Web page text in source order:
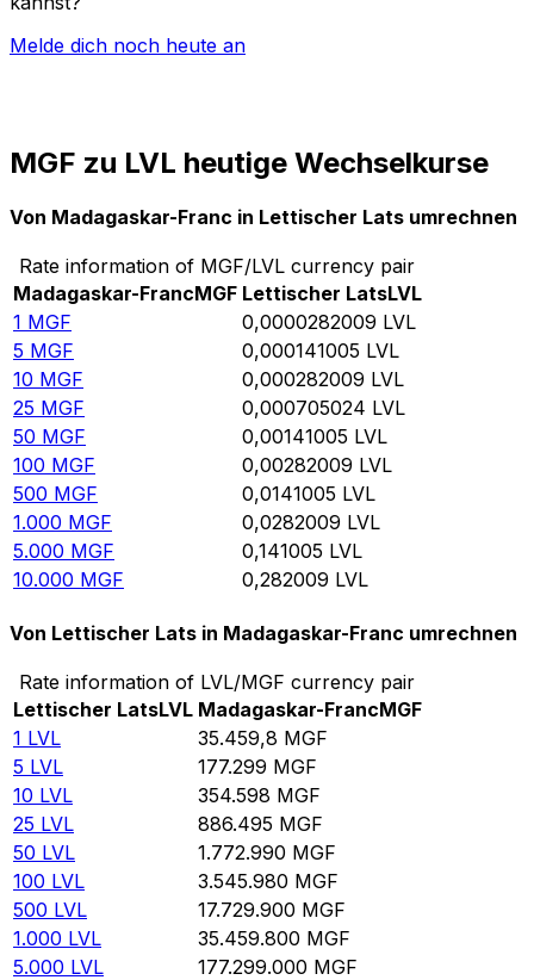
Melde dich noch heute an
MGF zu LVL heutige Wechselkurse
Von Madagaskar-Franc in Lettischer Lats umrechnen
Rate information of MGF/LVL currency pair
Madagaskar-FrancMGF Lettischer LatsLVL
1 MGF 0,0000282009 LVL
5 MGF 0,000141005 LVL
10 MGF 0,000282009 LVL
25 MGF 0,000705024 LVL
50 MGF 0,00141005 LVL
100 MGF 0,00282009 LVL
500 MGF 0,0141005 LVL
1.000 MGF 0,0282009 LVL
5.000 MGF 0,141005 LVL
10.000 MGF 0,282009 LVL
Von Lettischer Lats in Madagaskar-Franc umrechnen
Rate information of LVL/MGF currency pair
Lettischer LatsLVL Madagaskar-FrancMGF
1 LVL 35.459,8 MGF
5 LVL 177.299 MGF
10 LVL 354.598 MGF
25 LVL 886.495 MGF
50 LVL 1.772.990 MGF
100 LVL 3.545.980 MGF
500 LVL 17.729.900 MGF
1.000 LVL 35.459.800 MGF
5.000 LVL 177.299.000 MGF